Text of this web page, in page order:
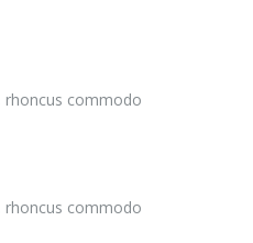
rhoncus commodo
rhoncus commodo